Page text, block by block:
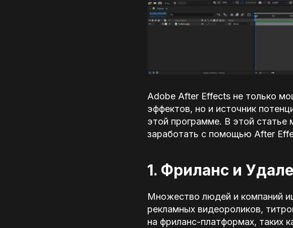
Adobe After Effects не только
эффектов, но и источник
этой программе. В этой
заработать с помощью After
1. Фриланс и
Множество людей и компаний
рекламных видеороликов,
на фриланс-платформах, таких